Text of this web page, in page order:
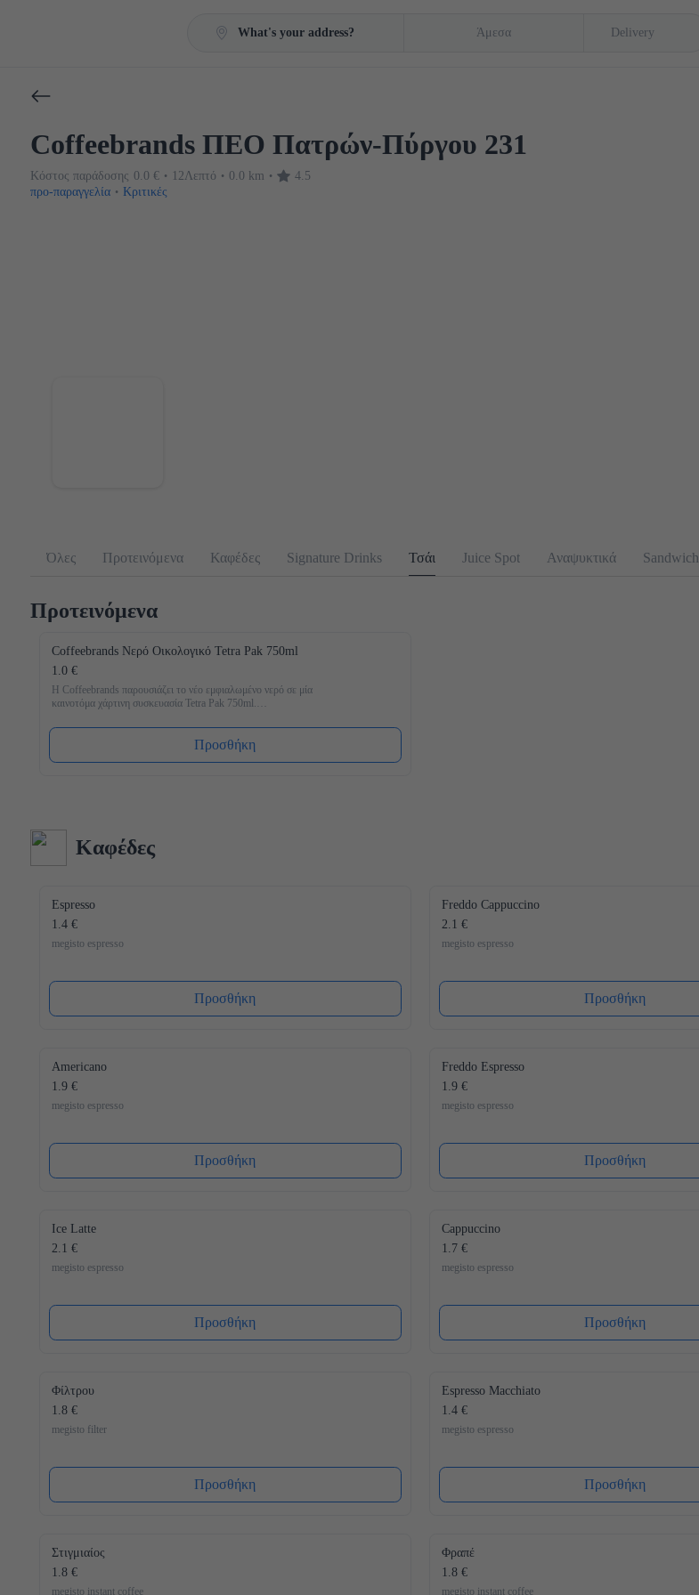
What's your address? Άμεσα Delivery
Coffeebrands ΠΕΟ Πατρών-Πύργου 231
Κόστος παράδοσης 0.0 € • 12Λεπτό • 0.0 km •
4.5
προ-παραγγελία • Κριτικές
Όλες Προτεινόμενα Καφέδες Signature Drinks Τσάι Juice Spot Αναψυκτικά Sandwich
Προτεινόμενα
Coffeebrands Νερό Οικολογικό Tetra Pak 750ml
1.0 €
Η Coffeebrands παρουσιάζει το νέο εμφιαλωμένο νερό σε μία
καινοτόμα χάρτινη συσκευασία Tetra Pak 750ml.
ιδανικές αναλογίες μετάλλων και σε χάρτινη συσκευασία Tetra
Pak που θα επιτρέπει στους καταναλωτές μας να
απολαμβάνουν το εμφιαλωμένο νερό με νέο και φιλικό προς
λιγότερο δυνατό αντίκτυπο στο περιβάλλον. Ενώ ένα άλλο
πλεονέκτημα είναι ότι το καπάκι κλείνει ξανά, μετά από κάθε
χρήση, έτσι ώστε το νερό να διατηρείται πάντα φρέσκο ​​και
Προσθήκη
Καφέδες
Espresso
1.4 €
megisto espresso
Προσθήκη
Freddo Cappuccino
2.1 €
megisto espresso
Προσθήκη
Americano
1.9 €
megisto espresso
Προσθήκη
Freddo Espresso
1.9 €
megisto espresso
Προσθήκη
Ice Latte
2.1 €
megisto espresso
Προσθήκη
Cappuccino
1.7 €
megisto espresso
Προσθήκη
Φίλτρου
1.8 €
megisto filter
Προσθήκη
Espresso Macchiato
1.4 €
megisto espresso
Προσθήκη
Στιγμιαίος
1.8 €
megisto instant coffee
Φραπέ
1.8 €
megisto instant coffee